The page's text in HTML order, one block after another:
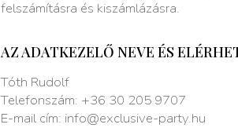
felszámításra és kiszámlázásra.
AZ ADATKEZELŐ NEVE ÉS
Tóth Rudolf
Telefonszám: +36 30 205 9707
E-mail cím: info@exclusive-party.hu